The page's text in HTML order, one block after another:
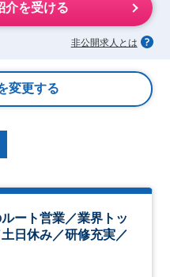
介を受ける
非公開求人とは
変更する
ート営業／業界トッ
日休み／研修充実／